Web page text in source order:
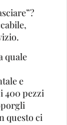
quale
e
400 pezzi
questo ci